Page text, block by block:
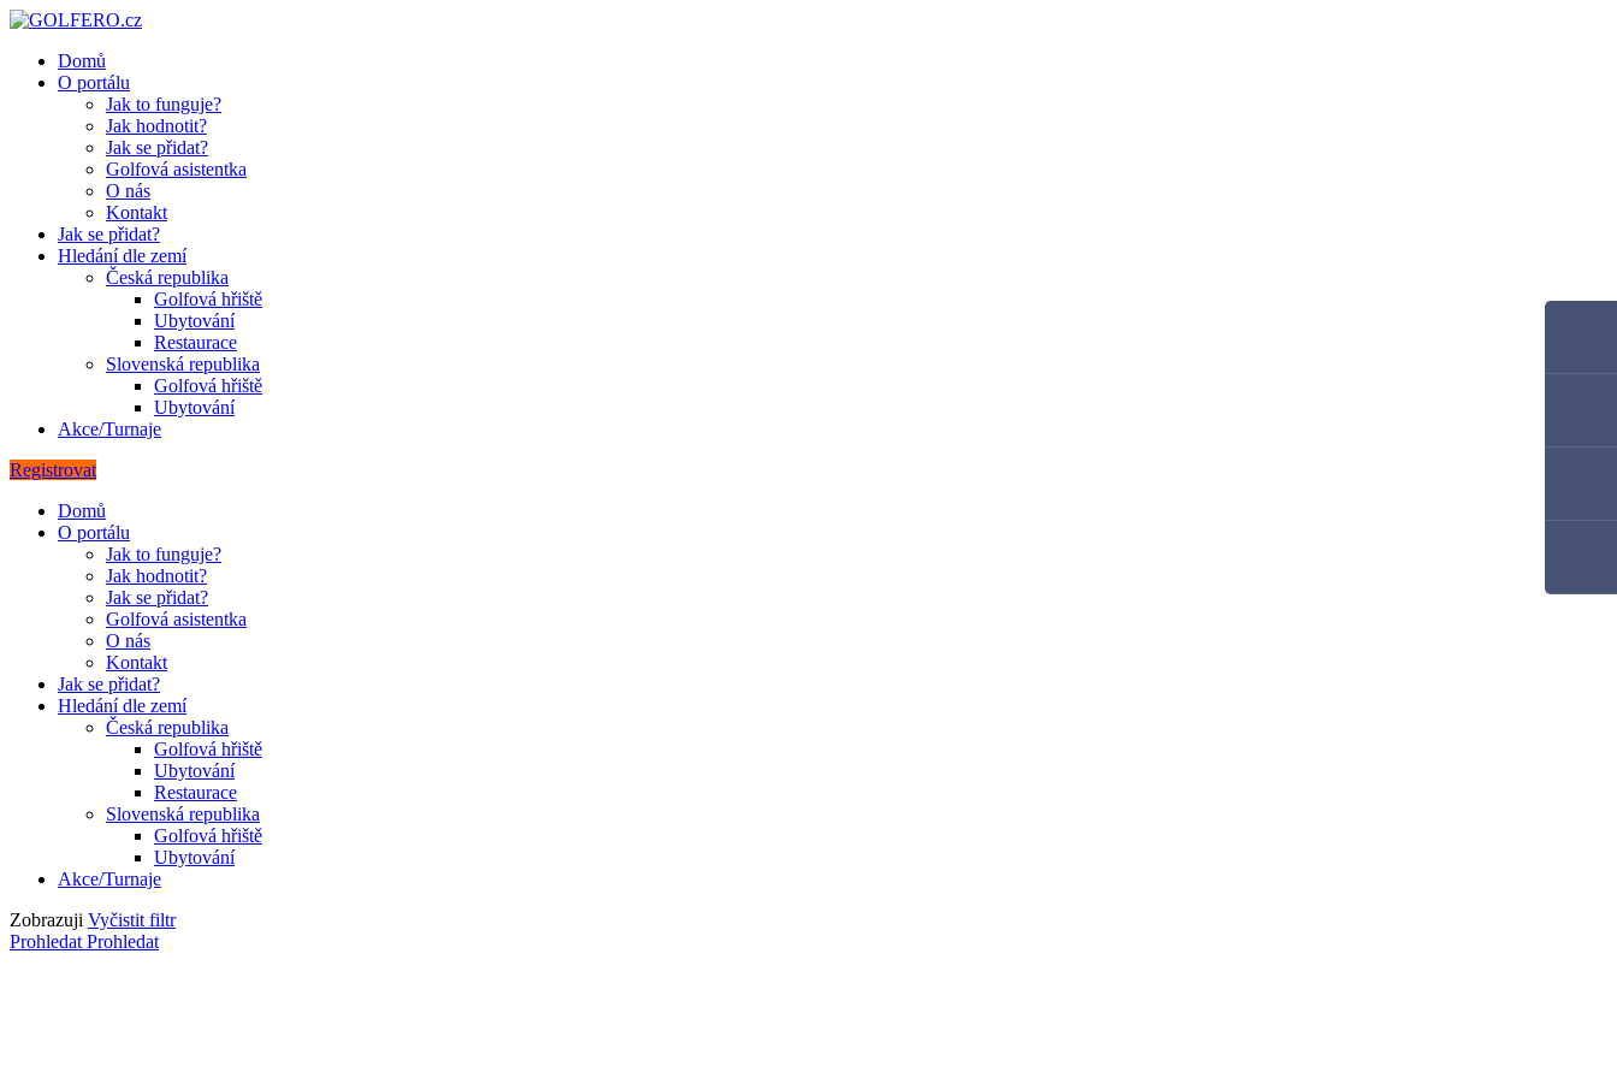
Domů
O portálu
Jak to funguje?
Jak hodnotit?
Jak se přidat?
Golfová asistentka
O nás
Kontakt
Jak se přidat?
Hledání dle zemí
Česká republika
Golfová hřiště
Ubytování
Restaurace
Slovenská republika
Golfová hřiště
Ubytování
Akce/Turnaje
Registrovat
Domů
O portálu
Jak to funguje?
Jak hodnotit?
Jak se přidat?
Golfová asistentka
O nás
Kontakt
Jak se přidat?
Hledání dle zemí
Česká republika
Golfová hřiště
Ubytování
Restaurace
Slovenská republika
Golfová hřiště
Ubytování
Akce/Turnaje
Zobrazuji Vyčistit filtr
Prohledat Prohledat